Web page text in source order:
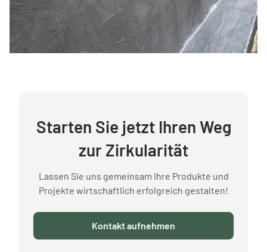
Starten Sie jetzt Ihren Weg
zur Zirkularität
Lassen Sie uns gemeinsam Ihre Produkte und
Projekte wirtschaftlich erfolgreich gestalten!
Kontakt aufnehmen